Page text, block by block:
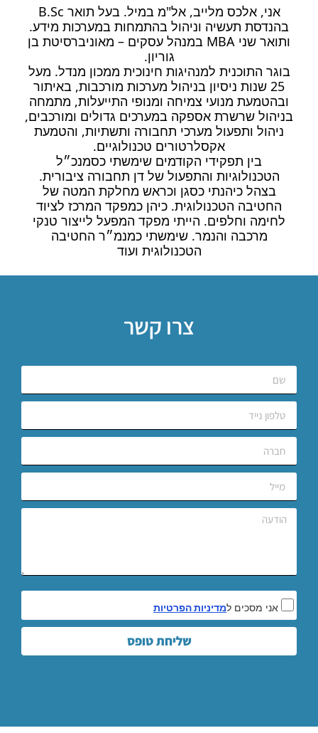
אני, אלכס מלייב, אל"מ במיל. בעל תואר B.Sc
בהנדסת תעשיה וניהול בהתמחות במערכות מידע.
ותואר שני MBA במנהל עסקים – מאוניברסיטת בן
גוריון.
בוגר התוכנית למנהיגות חינוכית ממכון מנדל. מעל
25 שנות ניסיון בניהול מערכות מורכבות, באיתור
ובהטמעת מנועי צמיחה ומנופי התייעלות, מתמחה
בניהול שרשרת אספקה במערכים גדולים ומורכבים,
ניהול ותפעול מערכי תחבורה ותשתיות, והטמעת
אקסלרטורים טכנולוגיים.
בין תפקידי הקודמים שימשתי כסמנכ״ל
הטכנולוגיות והתפעול של דן תחבורה ציבורית.
בצהל כיהנתי כסגן וכראש מחלקת המטה של
החטיבה הטכנולוגית. כיהן כמפקד המרכז לציוד
לחימה וחלפים. הייתי מפקד המפעל לייצור טנקי
מרכבה והנמר. שימשתי כמנמ״ר החטיבה
הטכנולוגית ועוד
צרו קשר
אני מסכים למדיניות הפרטיות
שליחת טופס